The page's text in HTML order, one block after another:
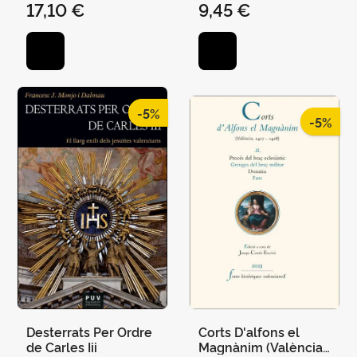
17,10 € 9,45 €
-5%
Desterrats Per Ordre
de Carles Iii
-5%
Corts D'alfons el
Magnànim (València,